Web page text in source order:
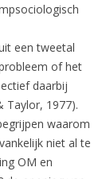
een tweetal
of het
daarbij
Taylor, 1977).
waarom
niet al te
OM en